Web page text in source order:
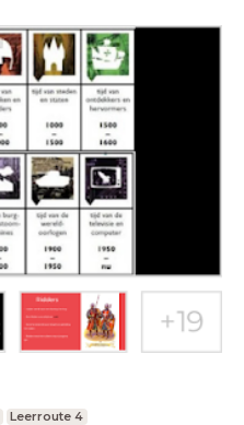
Leerroute 4